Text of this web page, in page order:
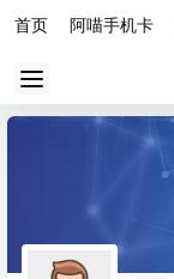
首页 阿喵手机卡